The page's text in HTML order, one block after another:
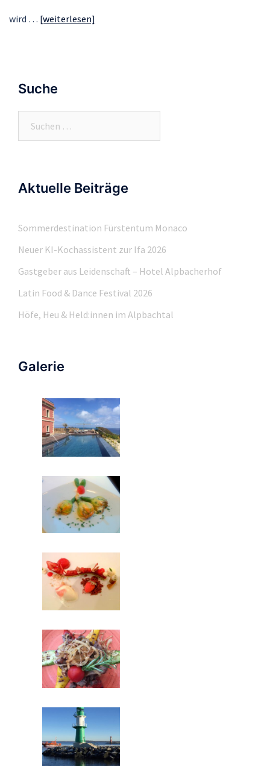
wird … [weiterlesen]
Suche
nach:
Aktuelle Beiträge
Sommerdestination Fürstentum Monaco
Neuer KI-Kochassistent zur Ifa 2026
Gastgeber aus Leidenschaft – Hotel Alpbacherhof
Latin Food & Dance Festival 2026
Höfe, Heu & Held:innen im Alpbachtal
Galerie